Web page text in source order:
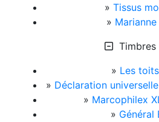
» Tissus
»
Timbres
» Les
» Déclaration
» Marcophilex
» Général